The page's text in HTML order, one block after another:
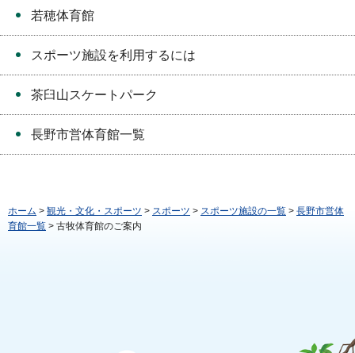
若穂体育館
スポーツ施設を利用するには
茶臼山スケートパーク
長野市営体育館一覧
ホーム > 観光・文化・スポーツ > スポーツ > スポーツ施設の一覧 > 長野市営体
育館一覧 > 古牧体育館のご案内